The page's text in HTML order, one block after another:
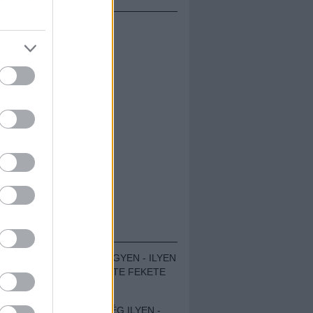
ZENÉS TÁBOR A HEGYEN - ILYEN
VOLT A VÍRUS SZÜLTE FEKETE
ZAJ FESZTIVÁL
SOHA NEM VOLT MÉG ILYEN -